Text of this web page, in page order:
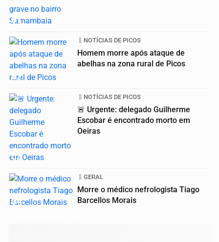
01
02
NOTÍCIAS DE PICOS
Homem morre após ataque de
abelhas na zona rural de Picos
03
NOTÍCIAS DE PICOS
🚨 Urgente: delegado Guilherme
Escobar é encontrado morto em
Oeiras
04
GERAL
Morre o médico nefrologista Tiago
Barcellos Morais